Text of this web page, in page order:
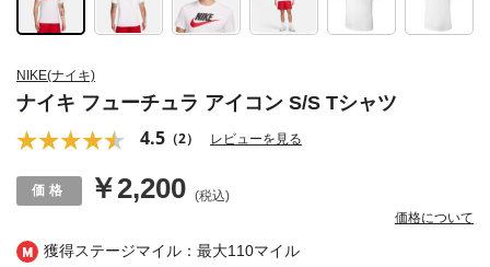
獲得ステージマイル：最大110マイル
NIKE(ナイキ)
ナイキ フューチュラ アイコン S/S Tシャツ
4.5 （2） レビューを見る
￥2,200 (税込)
価格について